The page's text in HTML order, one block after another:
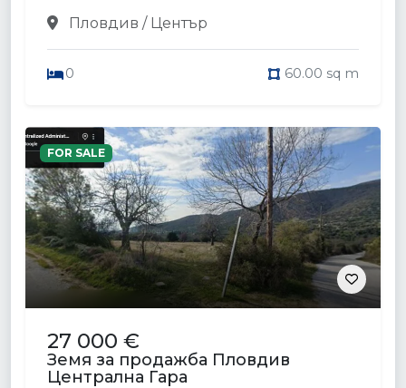
Пловдив / Център
0 60.00 sq m
FOR SALE
27 000 €
Земя за продажба Пловдив
Централна Гара